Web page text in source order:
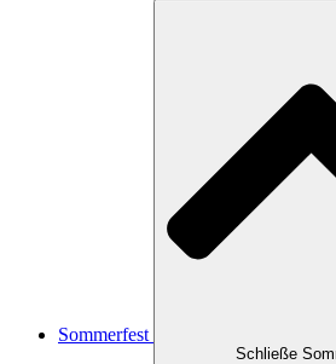
Sommerfest
Schließe